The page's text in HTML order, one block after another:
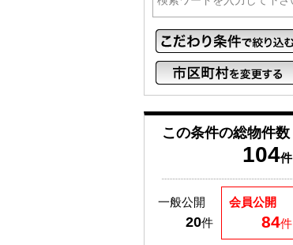
この条件の総物件数
104件
会員公開
84件
一般公開
20件